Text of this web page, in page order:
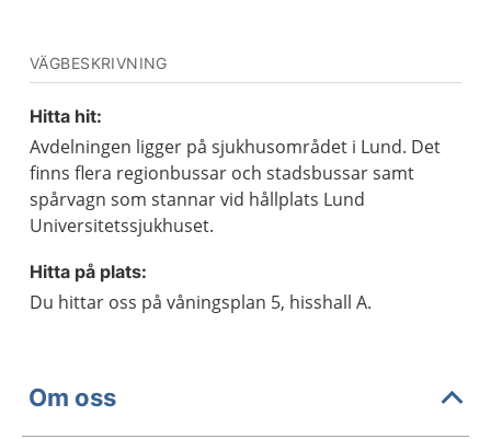
VÄGBESKRIVNING
Hitta hit:
Avdelningen ligger på sjukhusområdet i Lund. Det
finns flera regionbussar och stadsbussar samt
spårvagn som stannar vid hållplats Lund
Universitetssjukhuset.
Hitta på plats:
Du hittar oss på våningsplan 5, hisshall A.
Om oss